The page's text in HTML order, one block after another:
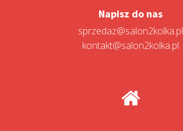
Napisz do nas
sprzedaz@salon2kolka.pl
kontakt@salon2kolka.pl